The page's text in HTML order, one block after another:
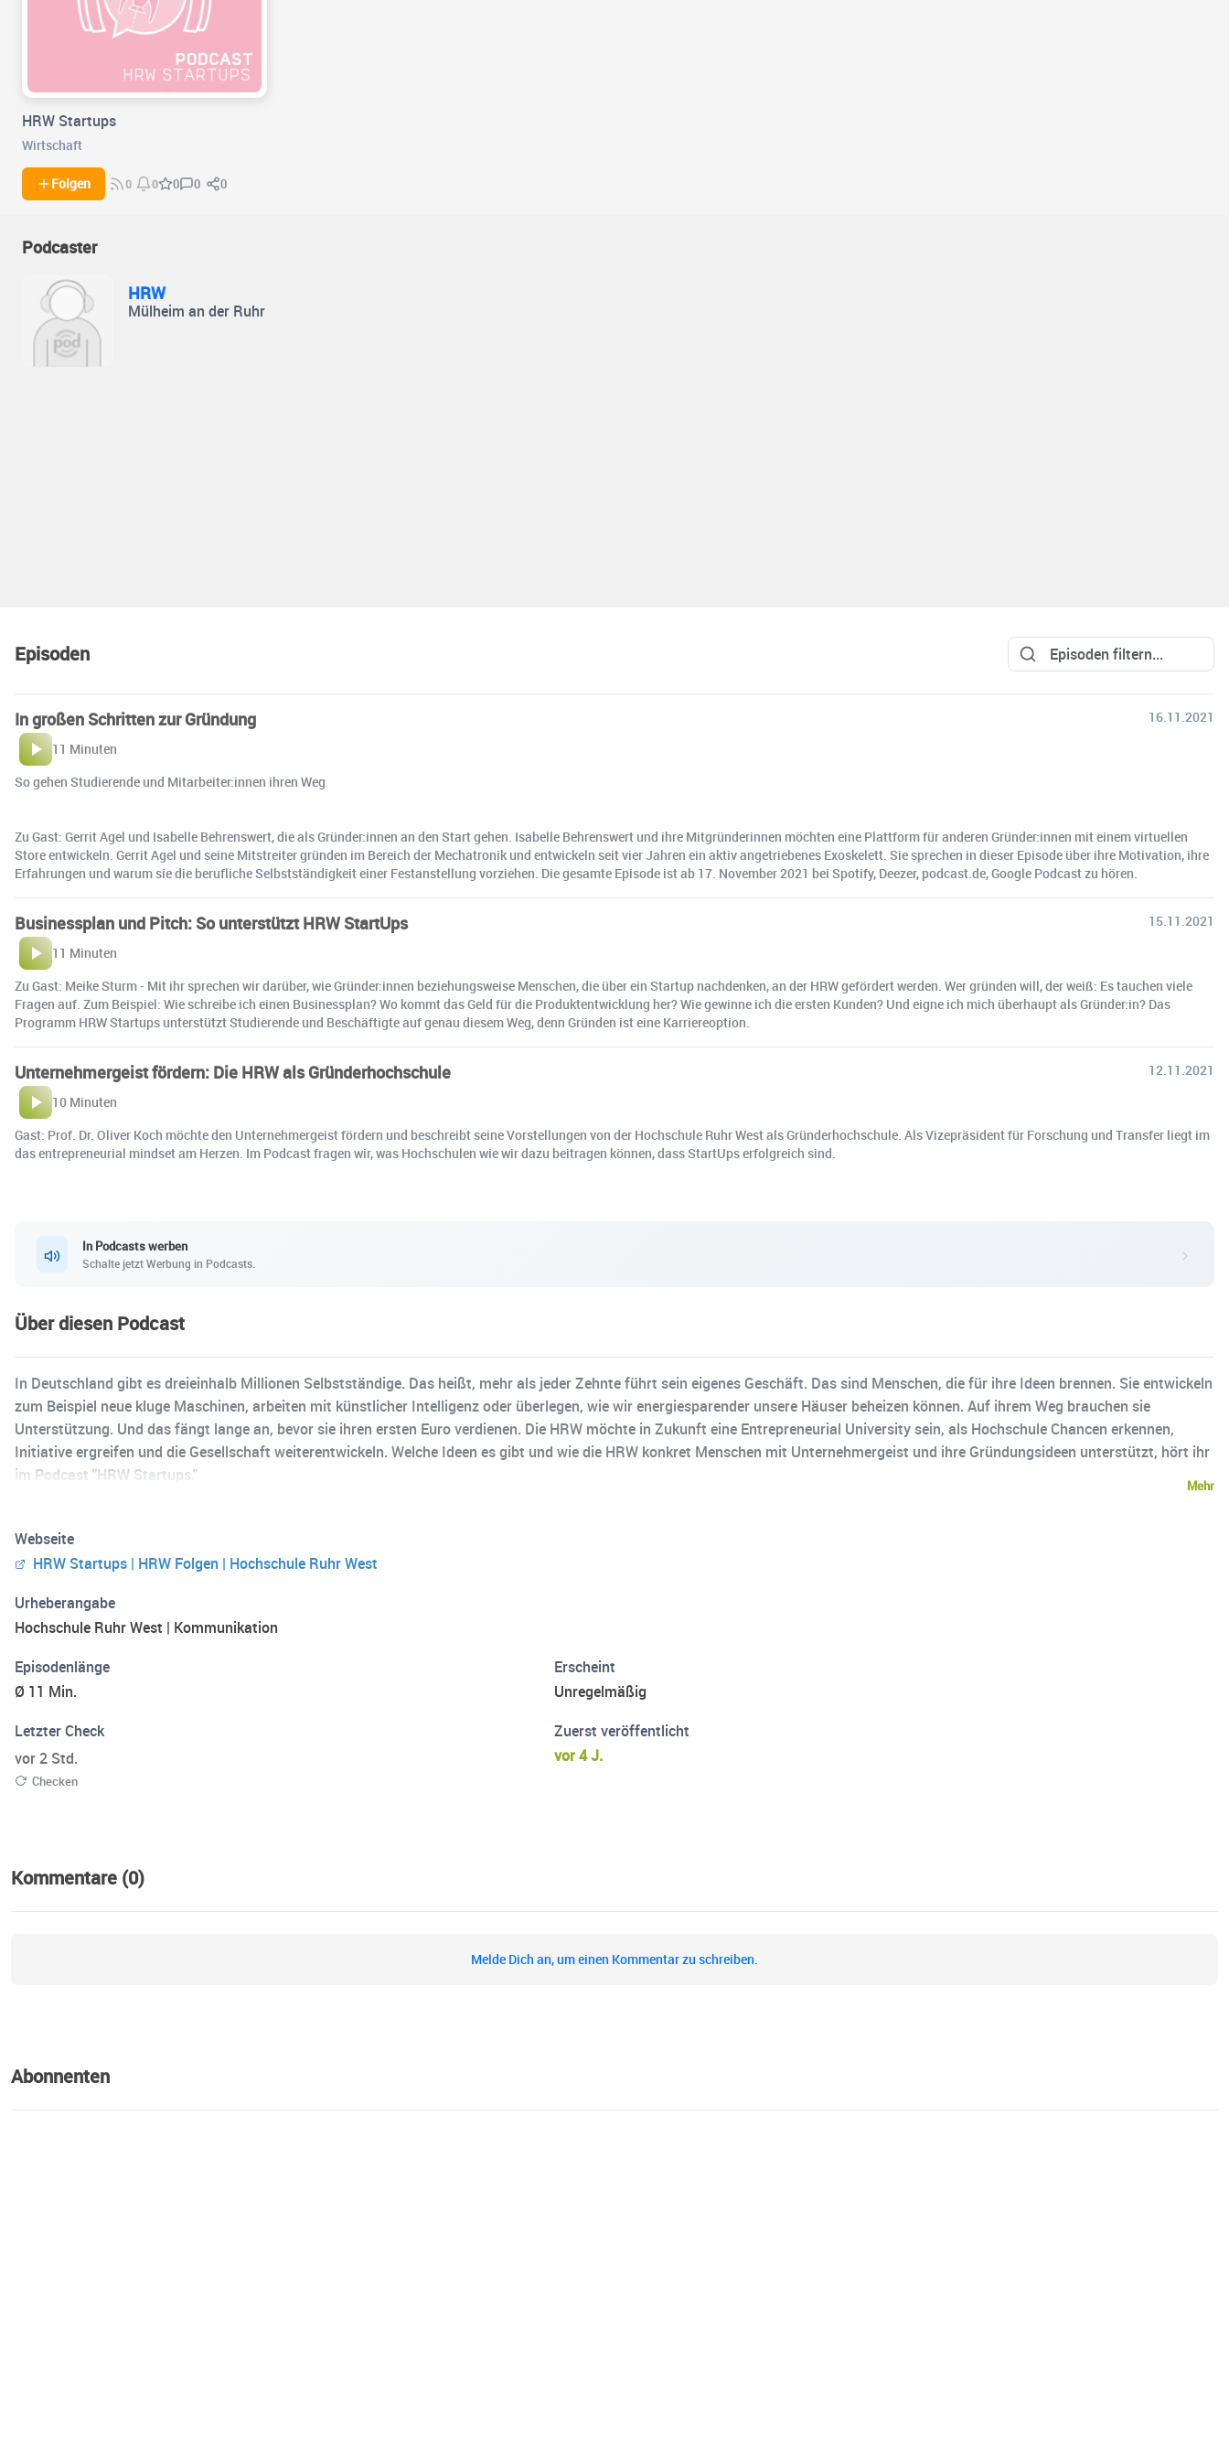
HRW Startups
Wirtschaft
Folgen 0 0 0 0 0
Podcaster
HRW
Mülheim an der Ruhr
Episoden
In großen Schritten zur Gründung
16.11.2021
11 Minuten
So gehen Studierende und Mitarbeiter:innen ihren Weg
Zu Gast: Gerrit Agel und Isabelle Behrenswert, die als Gründer:innen an den Start gehen. Isabelle Behrenswert und ihre Mitgründerinnen möchten eine Plattform für anderen Gründer:innen mit einem virtuellen
Store entwickeln. Gerrit Agel und seine Mitstreiter gründen im Bereich der Mechatronik und entwickeln seit vier Jahren ein aktiv angetriebenes Exoskelett. Sie sprechen in dieser Episode über ihre Motivation, ihre
Erfahrungen und warum sie die berufliche Selbstständigkeit einer Festanstellung vorziehen. Die gesamte Episode ist ab 17. November 2021 bei Spotify, Deezer, podcast.de, Google Podcast zu hören.
Businessplan und Pitch: So unterstützt HRW StartUps
15.11.2021
11 Minuten
Zu Gast: Meike Sturm - Mit ihr sprechen wir darüber, wie Gründer:innen beziehungsweise Menschen, die über ein Startup nachdenken, an der HRW gefördert werden. Wer gründen will, der weiß: Es tauchen viele
Fragen auf. Zum Beispiel: Wie schreibe ich einen Businessplan? Wo kommt das Geld für die Produktentwicklung her? Wie gewinne ich die ersten Kunden? Und eigne ich mich überhaupt als Gründer:in? Das
Programm HRW Startups unterstützt Studierende und Beschäftigte auf genau diesem Weg, denn Gründen ist eine Karriereoption.
Unternehmergeist fördern: Die HRW als Gründerhochschule
12.11.2021
10 Minuten
Gast: Prof. Dr. Oliver Koch möchte den Unternehmergeist fördern und beschreibt seine Vorstellungen von der Hochschule Ruhr West als Gründerhochschule. Als Vizepräsident für Forschung und Transfer liegt im
das entrepreneurial mindset am Herzen. Im Podcast fragen wir, was Hochschulen wie wir dazu beitragen können, dass StartUps erfolgreich sind.
In Podcasts werben
Schalte jetzt Werbung in Podcasts.
Über diesen Podcast
In Deutschland gibt es dreieinhalb Millionen Selbstständige. Das heißt, mehr als jeder Zehnte führt sein eigenes Geschäft. Das sind Menschen, die für ihre Ideen brennen. Sie entwickeln
zum Beispiel neue kluge Maschinen, arbeiten mit künstlicher Intelligenz oder überlegen, wie wir energiesparender unsere Häuser beheizen können. Auf ihrem Weg brauchen sie
Unterstützung. Und das fängt lange an, bevor sie ihren ersten Euro verdienen. Die HRW möchte in Zukunft eine Entrepreneurial University sein, als Hochschule Chancen erkennen,
Initiative ergreifen und die Gesellschaft weiterentwickeln. Welche Ideen es gibt und wie die HRW konkret Menschen mit Unternehmergeist und ihre Gründungsideen unterstützt, hört ihr
im Podcast "HRW Startups."
Mehr
Webseite
HRW Startups | HRW Folgen | Hochschule Ruhr West
Urheberangabe
Hochschule Ruhr West | Kommunikation
Episodenlänge
Ø 11 Min.
Erscheint
Unregelmäßig
Letzter Check
vor 2 Std.
Checken
Zuerst veröffentlicht
vor 4 J.
Kommentare (0)
Melde Dich an, um einen Kommentar zu schreiben.
Abonnenten